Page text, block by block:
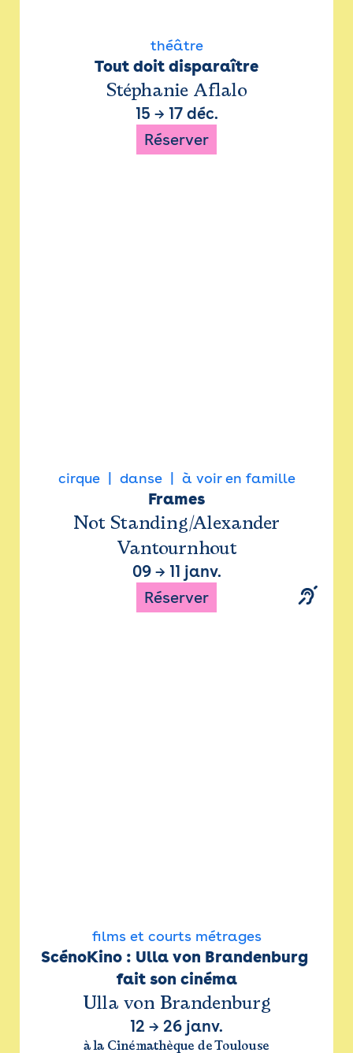
théâtre
Tout doit disparaître
Stéphanie Aflalo
15 → 17 déc.
Réserver
cirque danse à voir en famille
Frames
Not Standing/Alexander
Vantournhout
09→ 11 janv.
Réserver
films et courts métrages
ScénoKino : Ulla von Brandenburg
fait son cinéma
Ulla von Brandenburg
12 → 26 janv.
à la Cinémathèque de Toulouse